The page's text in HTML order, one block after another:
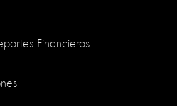
Financieros